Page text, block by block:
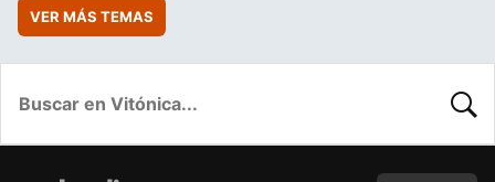
VER MÁS TEMAS